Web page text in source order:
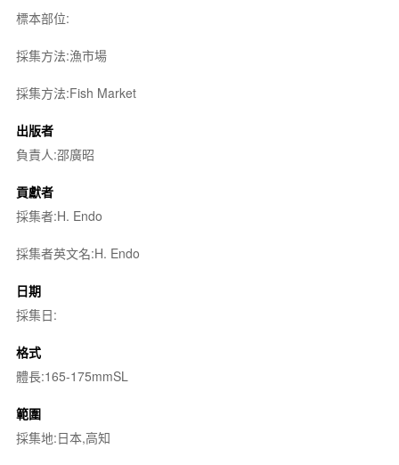
標本部位:
採集方法:漁市場
採集方法:Fish Market
出版者
負責人:邵廣昭
貢獻者
採集者:H. Endo
採集者英文名:H. Endo
日期
採集日:
格式
體長:165-175mmSL
範圍
採集地:日本,高知